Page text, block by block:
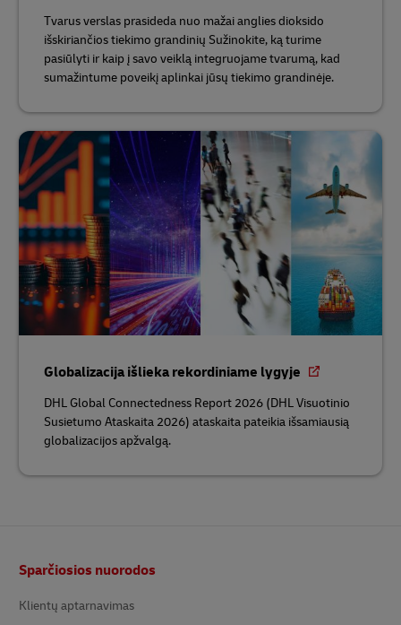
Tvarus verslas prasideda nuo mažai anglies dioksido
išskiriančios tiekimo grandinių Sužinokite, ką turime
pasiūlyti ir kaip į savo veiklą integruojame tvarumą, kad
sumažintume poveikį aplinkai jūsų tiekimo grandinėje.
Globalizacija išlieka rekordiniame lygyje
DHL Global Connectedness Report 2026 (DHL Visuotinio
Susietumo Ataskaita 2026) ataskaita pateikia išsamiausią
globalizacijos apžvalgą.
Sparčiosios nuorodos
Klientų aptarnavimas